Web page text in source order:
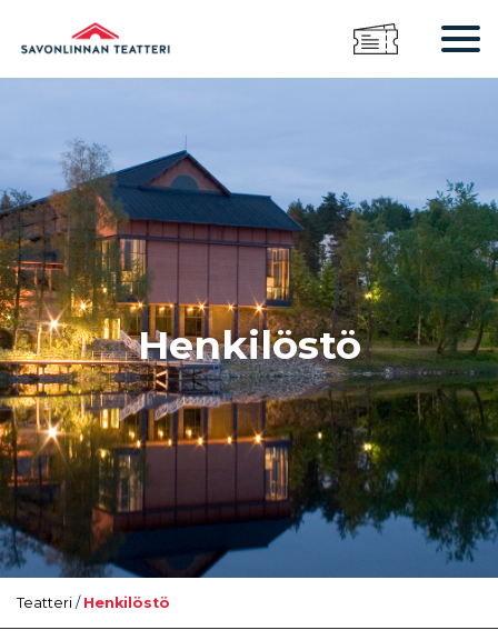
Henkilöstö
Teatteri / Henkilöstö